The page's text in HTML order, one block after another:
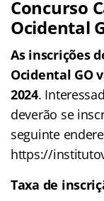
Concurso
Ocidental
As inscrições
Ocidental GO
2024.
deverão se
seguinte
https://
Taxa de